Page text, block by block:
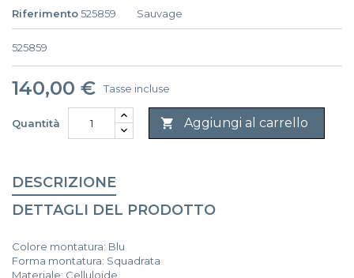
Riferimento525859 Sauvage
525859
140,00 € Tasse incluse
Quantità  Aggiungi al carrello
DESCRIZIONE
DETTAGLI DEL PRODOTTO
Colore montatura: Blu
Forma montatura: Squadrata
Materiale: Celluloide